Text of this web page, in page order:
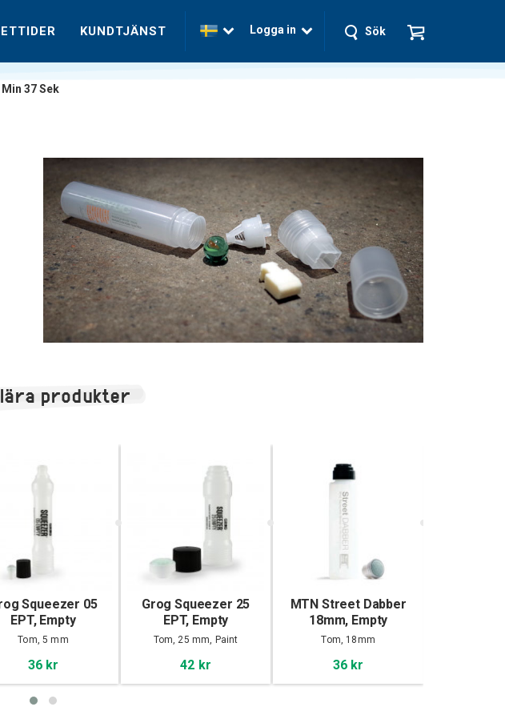
KUNDTJÄNST Logga in Sök
Min 36Sek
produkter
Squeezer 05
EPT, Empty
Tom, 5 mm
36 kr
Grog Squeezer 25
EPT, Empty
Tom, 25 mm, Paint
42 kr
MTN Street Dabber
18mm, Empty
Tom, 18mm
36 kr